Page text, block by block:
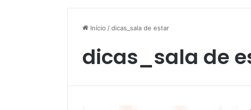
Início /dicas_sala de estar
dicas_sala de